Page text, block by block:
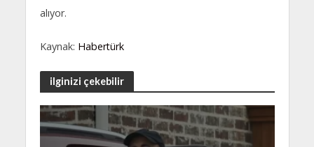
alıyor.
Kaynak: Habertürk
ilginizi çekebilir